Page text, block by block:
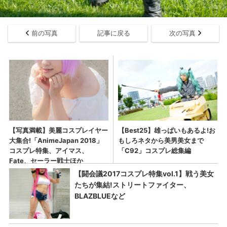
前の写真 記事に戻る 次の写真